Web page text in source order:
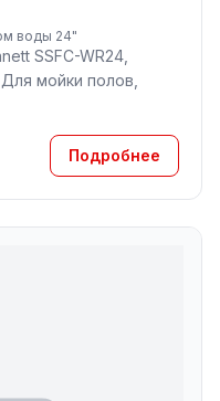
воды 24"
SSFC-WR24,
мойки полов,
Подробнее